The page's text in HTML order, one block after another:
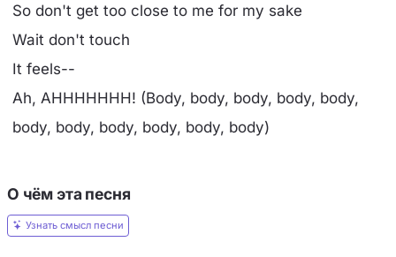
So don't get too close to me for my sake
Wait don't touch
It feels--
Ah, AHHHHHHH! (Body, body, body, body, body,
body, body, body, body, body, body)
О чём эта песня
Узнать смысл песни